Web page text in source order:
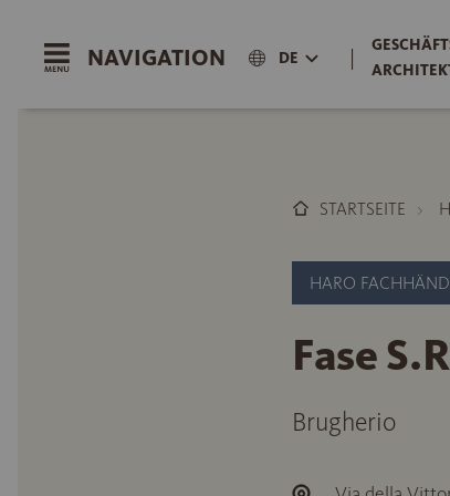
NAVIGATION DE |
STARTSEITE
HARO
Fase
Brugherio